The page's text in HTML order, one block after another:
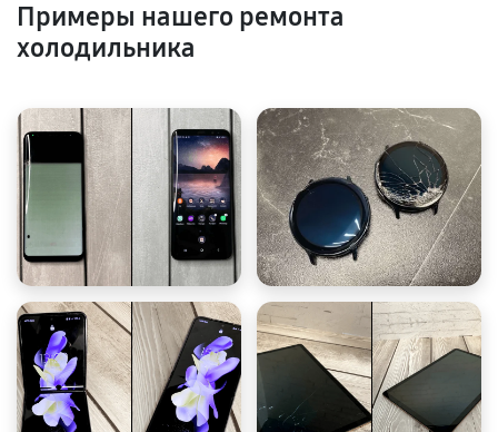
Примеры нашего ремонта
холодильника